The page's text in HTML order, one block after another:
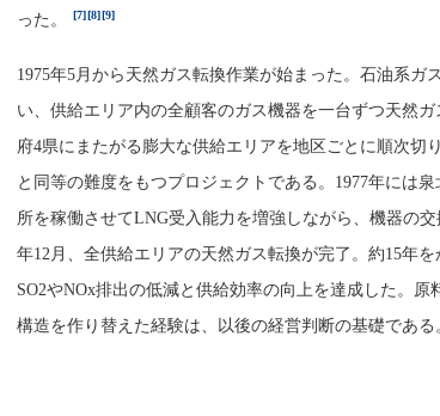
った。
[7][8][9]
1975年5月から天然ガス転換作業が始まった。石油系ガ
い、供給エリア内の全顧客のガス機器を一台ずつ天然
府4県にまたがる膨大な供給エリアを地区ごとに順次切
と同等の難度をもつプロジェクトである。1977年には
所を稼働させてLNG受入能力を増強しながら、機器の
年12月、全供給エリアの天然ガス転換が完了。約15年
SO2やNOx排出の低減と供給効率の向上を達成した。
構造を作り替えた経験は、以後の経営判断の基礎である